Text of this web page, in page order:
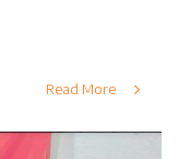
Read More